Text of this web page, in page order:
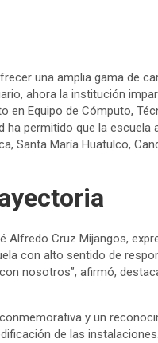
una amplia gama de
ahora la institución
en Equipo de Cómputo,
ha permitido que la
Santa María Huatulco,
Alfredo Cruz Mijangos,
con alto sentido de
nosotros”, afirmó,
y un
de las